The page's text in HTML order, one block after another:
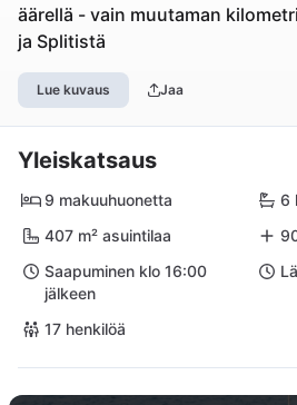
äärellä - vain muutaman
ja Splitistä
Lue kuvaus Jaa
Yleiskatsaus
9 makuuhuonetta
6
407 m² asuintilaa
Saapuminen klo 16:00
jälkeen
17 henkilöä